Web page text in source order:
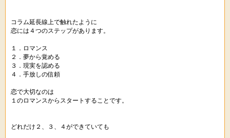
コラム延長線上で触れたように
恋には４つのステップがあります。
１．ロマンス
２．夢から覚める
３．現実を認める
４．手放しの信頼
恋で大切なのは
１のロマンスからスタートすることです。
どれだけ２、３、４ができていても